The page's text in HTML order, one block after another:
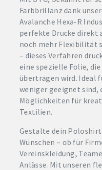
Farbbrillanz dank
Avalanche Hexa-R
perfekte Drucke direkt
noch mehr Flexibilität
– dieses Verfahren
eine spezielle Folie,
übertragen wird. Ideal
weniger geeignet sind,
Möglichkeiten für
Textilien.
Gestalte dein Poloshirt
Wünschen – ob für
Vereinskleidung,
Anlässe. Mit unseren